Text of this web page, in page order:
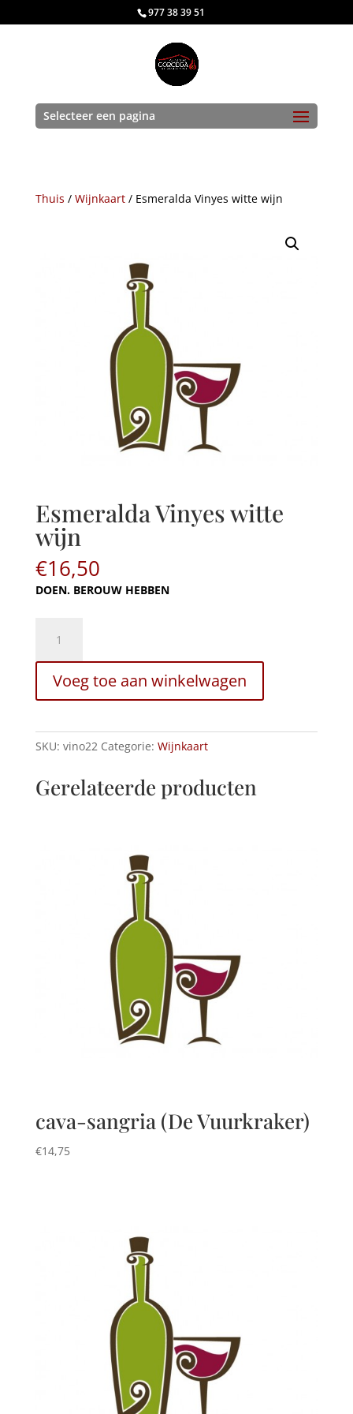
977 38 39 51
Selecteer een pagina
Thuis / Wijnkaart/ Esmeralda Vinyes witte wijn
Esmeralda Vinyes witte
wijn
€16,50
DOEN. BEROUW HEBBEN
Vinyes
witte
wijn
hoeveelheid
Voeg toe aan winkelwagen
SKU: vino22 Categorie: Wijnkaart
Gerelateerde producten
cava-sangria (De Vuurkraker)
€14,75